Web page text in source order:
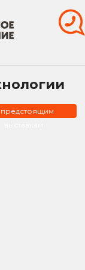
предстоящим